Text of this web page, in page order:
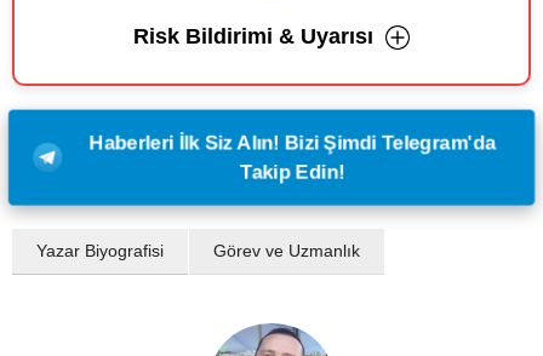
Risk Bildirimi & Uyarısı
Haberleri İlk Siz Alın! Bizi Şimdi Telegram'da
Takip Edin!
Yazar Biyografisi Görev ve Uzmanlık